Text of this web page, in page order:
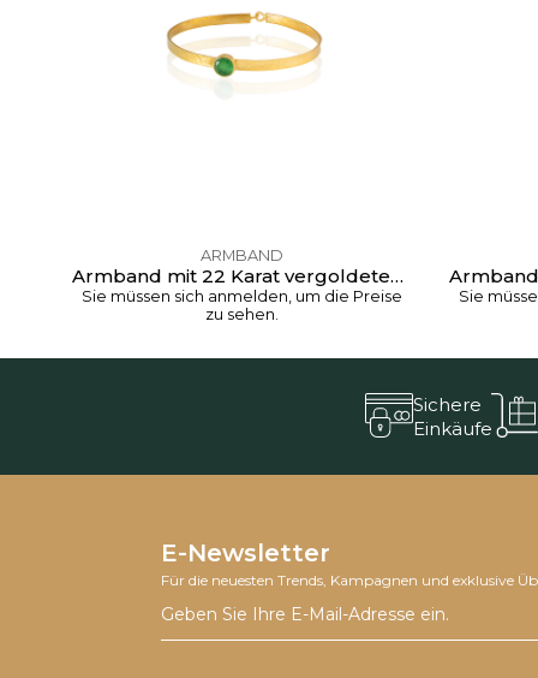
ARMBAND
Armband mit 22 Karat vergoldetem Zirkonstein B01
Sie müssen sich anmelden, um die Preise
zu sehen.
Sie
Sichere
Einkäufe
E-Newsletter
Für die neuesten Trends, Kampagnen und exklusive